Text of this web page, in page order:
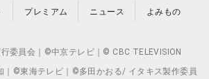
プレミアム ニュース よみもの
委員会｜©中京テレビ｜© CBC TELEVISION
｜©東海テレビ｜©多田かおる/ イタキス製作委員